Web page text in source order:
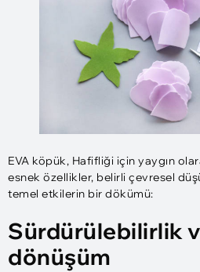
EVA köpük, Hafifliği için yaygın
esnek özellikler, belirli çevresel
temel etkilerin bir dökümü:
Sürdürülebilirlik
dönüşüm